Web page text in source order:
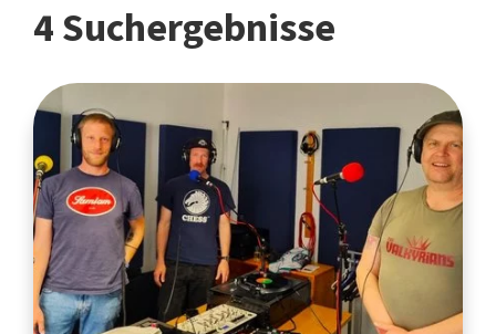
4 Suchergebnisse